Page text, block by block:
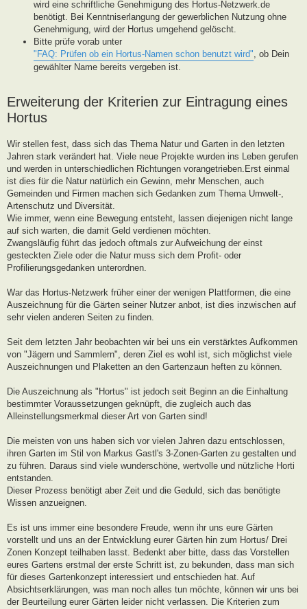
wird eine schriftliche Genehmigung des Hortus-Netzwerk.de
benötigt. Bei Kenntniserlangung der gewerblichen Nutzung ohne
Genehmigung, wird der Hortus umgehend gelöscht.
Bitte prüfe vorab unter
"FAQ: Prüfen ob ein Hortus-Namen schon benutzt wird", ob Dein
gewählter Name bereits vergeben ist.
Erweiterung der Kriterien zur Eintragung eines
Hortus
Wir stellen fest, dass sich das Thema Natur und Garten in den letzten
Jahren stark verändert hat. Viele neue Projekte wurden ins Leben gerufen
und werden in unterschiedlichen Richtungen vorangetrieben.Erst einmal
ist dies für die Natur natürlich ein Gewinn, mehr Menschen, auch
Gemeinden und Firmen machen sich Gedanken zum Thema Umwelt-,
Artenschutz und Diversität.
Wie immer, wenn eine Bewegung entsteht, lassen diejenigen nicht lange
auf sich warten, die damit Geld verdienen möchten.
Zwangsläufig führt das jedoch oftmals zur Aufweichung der einst
gesteckten Ziele oder die Natur muss sich dem Profit- oder
Profilierungsgedanken unterordnen.
War das Hortus-Netzwerk früher einer der wenigen Plattformen, die eine
Auszeichnung für die Gärten seiner Nutzer anbot, ist dies inzwischen auf
sehr vielen anderen Seiten zu finden.
Seit dem letzten Jahr beobachten wir bei uns ein verstärktes Aufkommen
von "Jägern und Sammlern", deren Ziel es wohl ist, sich möglichst viele
Auszeichnungen und Plaketten an den Gartenzaun heften zu können.
Die Auszeichnung als "Hortus" ist jedoch seit Beginn an die Einhaltung
bestimmter Voraussetzungen geknüpft, die zugleich auch das
Alleinstellungsmerkmal dieser Art von Garten sind!
Die meisten von uns haben sich vor vielen Jahren dazu entschlossen,
ihren Garten im Stil von Markus Gastl's 3-Zonen-Garten zu gestalten und
zu führen. Daraus sind viele wunderschöne, wertvolle und nützliche Horti
entstanden.
Dieser Prozess benötigt aber Zeit und die Geduld, sich das benötigte
Wissen anzueignen.
Es ist uns immer eine besondere Freude, wenn ihr uns eure Gärten
vorstellt und uns an der Entwicklung eurer Gärten hin zum Hortus/ Drei
Zonen Konzept teilhaben lasst. Bedenkt aber bitte, dass das Vorstellen
eures Gartens erstmal der erste Schritt ist, zu bekunden, dass man sich
für dieses Gartenkonzept interessiert und entschieden hat. Auf
Absichtserklärungen, was man noch alles tun möchte, können wir uns bei
der Beurteilung eurer Gärten leider nicht verlassen. Die Kriterien zum